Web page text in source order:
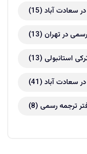
سعادت آباد (15)
در تهران (13)
استانبولی (13)
سعادت آباد (41)
ترجمه رسمی (8)